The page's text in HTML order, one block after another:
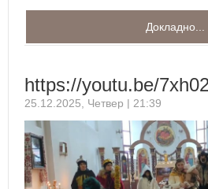
Докладно...
https://youtu.be/
25.12.2025, Четвер | 21:39